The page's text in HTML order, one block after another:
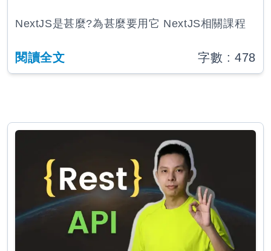
NextJS是甚麼?為甚麼要用它 NextJS相關課程
閱讀全文 字數 :478